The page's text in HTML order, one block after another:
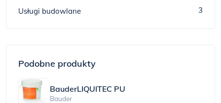
Usługi budowlane
3
Podobne produkty
BauderLIQUITEC PU
Bauder